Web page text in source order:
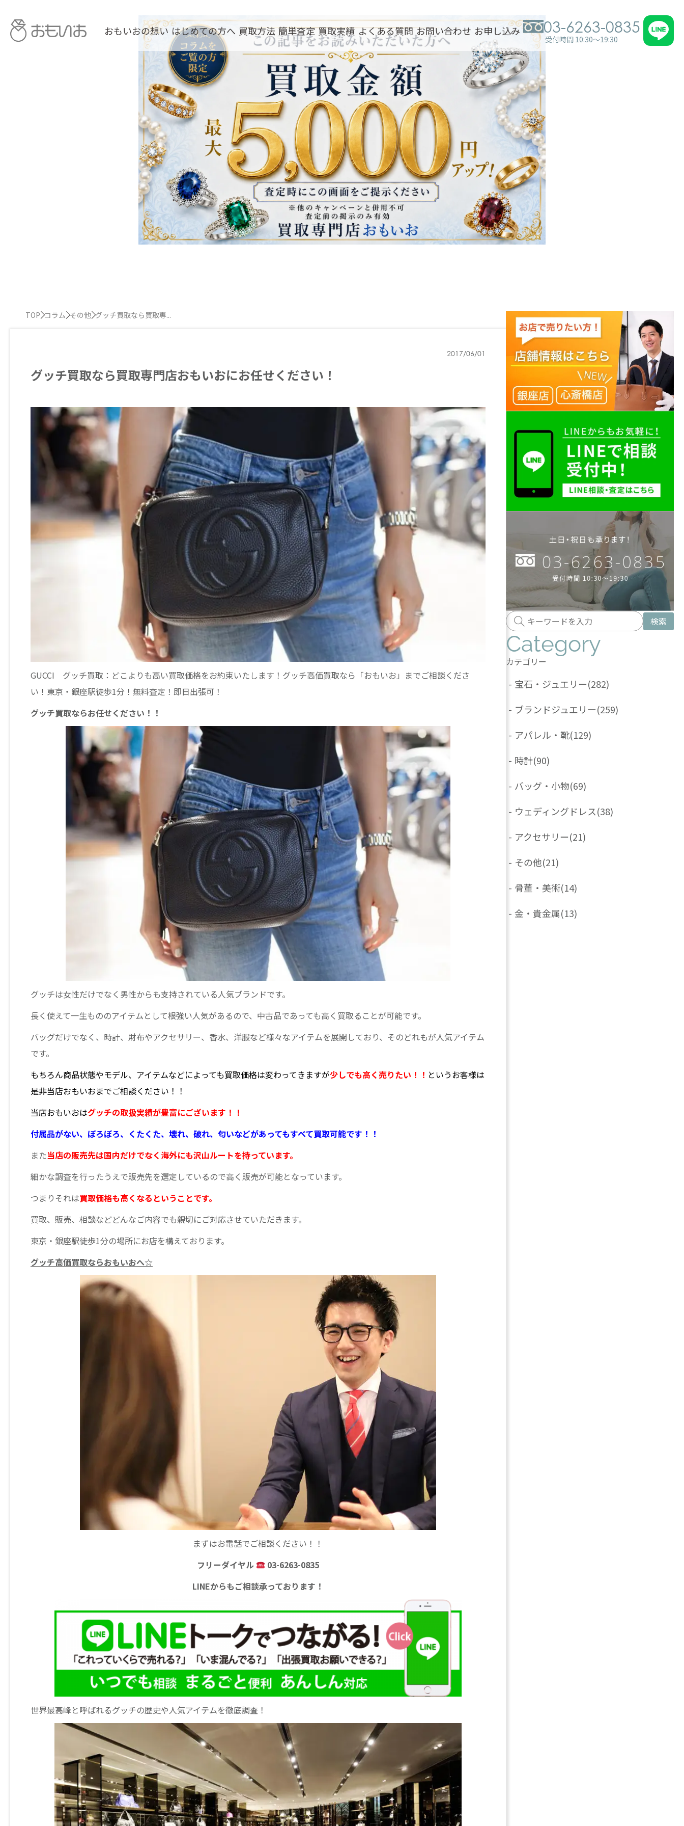
おもいおの想い はじめての方へ 買取方法 簡単査定 買取実績 よくある質問 お問い合わせ お申し込み 03-6263-0835
受付時間 10:30～19:30
TOP コラム その他 グッチ買取なら買取専...
2017/06/01
グッチ買取なら買取専門店おもいおにお任せください！
GUCCI グッチ買取：どこよりも高い買取価格をお約束いたします！グッチ高価買取なら「おもいお」までご相談くださ
い！東京・銀座駅徒歩1分！無料査定！即日出張可！
グッチ買取ならお任せください！！
グッチは女性だけでなく男性からも支持されている人気ブランドです。
長く使えて一生もののアイテムとして根強い人気があるので、中古品であっても高く買取ることが可能です。
バッグだけでなく、時計、財布やアクセサリー、香水、洋服など様々なアイテムを展開しており、そのどれもが人気アイテム
です。
もちろん商品状態やモデル、アイテムなどによっても買取価格は変わってきますが少しでも高く売りたい！！ というお客様は
是非当店おもいおまでご相談ください！！
当店おもいおはグッチの取扱実績が豊富にございます！！
付属品がない、ぼろぼろ、くたくた、壊れ、破れ、匂いなどがあってもすべて買取可能です！！
また当店の販売先は国内だけでなく海外にも沢山ルートを持っています。
細かな調査を行ったうえで販売先を選定しているので高く販売が可能となっています。
つまりそれは買取価格も高くなるということです。
買取、販売、相談などどんなご内容でも親切にご対応させていただきます。
東京・銀座駅徒歩1分の場所にお店を構えております。
グッチ高価買取ならおもいおへ☆
まずはお電話でご相談ください！！
フリーダイヤル
03-6263-0835
LINEからもご相談承っております！
世界最高峰と呼ばれるグッチの歴史や人気アイテムを徹底調査！
検索
Category
カテゴリー
- 宝石・ジュエリー(282)
- ブランドジュエリー(259)
- アパレル・靴(129)
- 時計(90)
- バッグ・小物(69)
- ウェディングドレス(38)
- アクセサリー(21)
- その他(21)
- 骨董・美術(14)
- 金・貴金属(13)